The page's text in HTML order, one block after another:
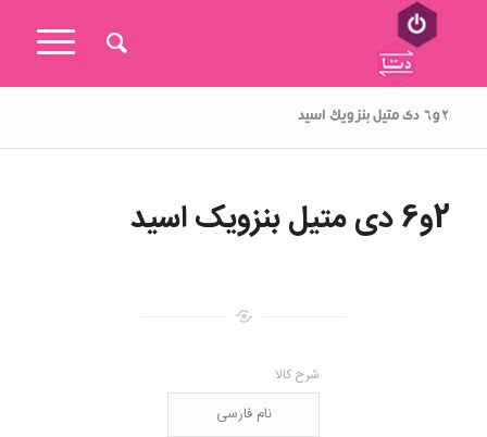
۲و۶ دی متیل بنزویک اسید
2و6 دی متیل بنزویک اسید
شرح کالا
نام فارسی